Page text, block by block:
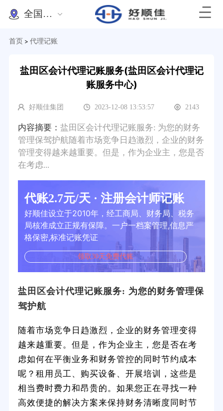
全国办理
首页 > 代理记账
盐田区会计代理记账服务(盐田区会计代理记
账服务中心)
好顺佳集团 2023-12-08 13:53:57 2143
内容摘要： 盐田区会计代理记账服务: 为您的财务
管理保驾护航随着市场竞争日趋激烈，企业的财务
管理变得越来越重要。但是，作为企业主，您是否
在考虑...
代账2.7元/天 · 注册会计师记账
好顺佳设立于2010年，经工商局、财务局、税务
局核准成立正规有保障。一户一档案管理,信息严
格保密,标准记账凭证
领取30天免费代账
盐田区会计代理记账服务: 为您的财务管理保
驾护航
随着市场竞争日趋激烈，企业的财务管理变得
越来越重要。但是，作为企业主，您是否在考
虑如何在平衡业务和财务管控的同时节约成本
呢？租用员工、购买设备、开展培训，这些是
相当费时费力和昂贵的。如果您正在寻找一种
高效便捷的解决方案来保持财务清晰度同时节